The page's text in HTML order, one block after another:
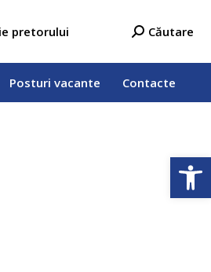
pretorului Search:
Căutare
Posturi vacante Contacte
Posturi vacante Contacte